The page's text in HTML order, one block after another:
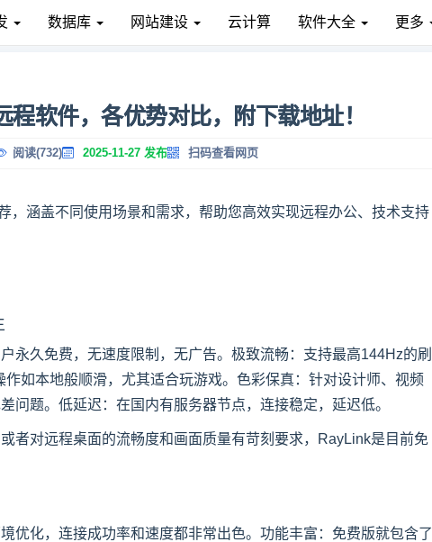
数据库 网站建设 云计算 软件大全 更多
软件，各优势对比，附下载地址！
阅读(732) 2025-11-27 发布 扫码查看网页
，涵盖不同使用场景和需求，帮助您高效实现远程办公、技术支持
永久免费，无速度限制，无广告。极致流畅：支持最高144Hz的刷
如本地般顺滑，尤其适合玩游戏。色彩保真：针对设计师、视频
问题。低延迟：在国内有服务器节点，连接稳定，延迟低。
者对远程桌面的流畅度和画面质量有苛刻要求，RayLink是目前免
优化，连接成功率和速度都非常出色。功能丰富：免费版就包含了